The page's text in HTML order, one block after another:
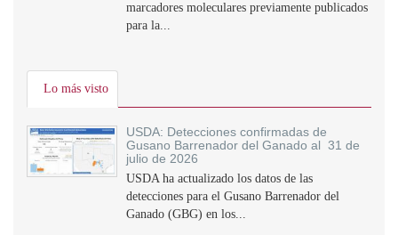
marcadores moleculares previamente publicados
para la...
Lo más visto
USDA: Detecciones confirmadas de
Gusano Barrenador del Ganado al 31 de
julio de 2026
USDA ha actualizado los datos de las
detecciones para el Gusano Barrenador del
Ganado (GBG) en los...